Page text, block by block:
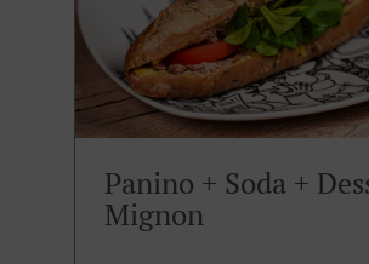
Panino + Soda +
Mignon